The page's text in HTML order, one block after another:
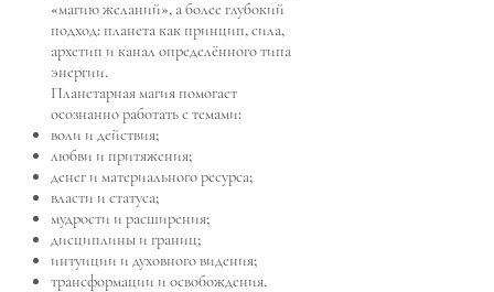
«магию желаний», а более глубокий
подход: планета как принцип, сила,
архетип и канал определённого типа
энергии.
Планетарная магия помогает
осознанно работать с темами:
воли и действия;
любви и притяжения;
денег и материального ресурса;
власти и статуса;
мудрости и расширения;
дисциплины и границ;
интуиции и духовного видения;
трансформации и освобождения.